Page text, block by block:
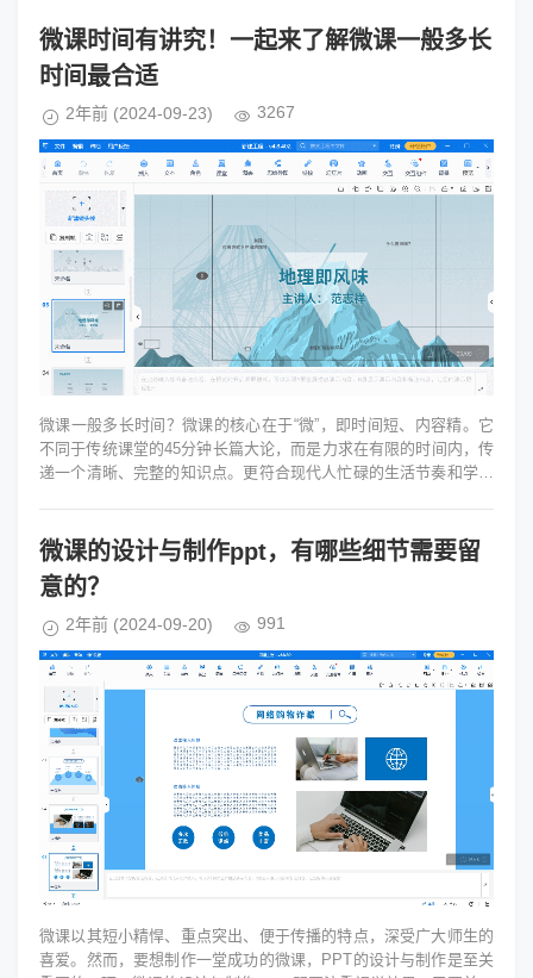
微课时间有讲究！一起来了解微课一般多长
时间最合适
2年前 (2024-09-23) 3267
微课一般多长时间？微课的核心在于“微”，即时间短、内容精。它
不同于传统课堂的45分钟长篇大论，而是力求在有限的时间内，传
递一个清晰、完整的知识点。更符合现代人忙碌的生活节奏和学习
微课的设计与制作ppt，有哪些细节需要留
意的？
2年前 (2024-09-20) 991
微课以其短小精悍、重点突出、便于传播的特点，深受广大师生的
喜爱。然而，要想制作一堂成功的微课，PPT的设计与制作是至关